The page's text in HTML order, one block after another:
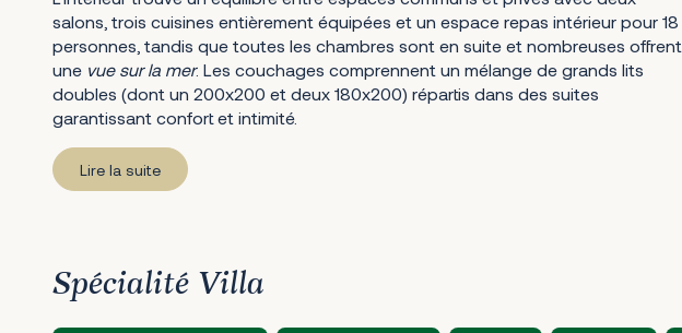
salons, trois cuisines entièrement équipées et un espace repas intérieur pour 18
personnes, tandis que toutes les chambres sont en suite et nombreuses offrent
une vue sur la mer. Les couchages comprennent un mélange de grands lits
doubles (dont un 200x200 et deux 180x200) répartis dans des suites
garantissant confort et intimité.
Lire la suite
Spécialité Villa